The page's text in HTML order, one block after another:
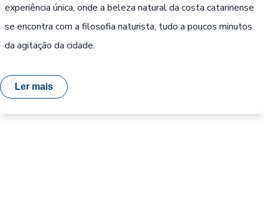
experiência única, onde a beleza natural da costa catarinense
se encontra com a filosofia naturista, tudo a poucos minutos
da agitação da cidade.
Ler mais